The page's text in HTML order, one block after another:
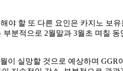
할 또 다른 요인은 카지노 보유
분적으로 2월말과 3월초 며칠
실망할 것으로 예상하며 GGR